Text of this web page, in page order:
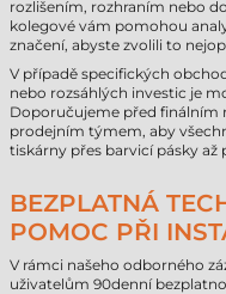
rozlišením, rozhraním nebo
kolegové vám pomohou
značení, abyste zvolili to
V případě specifických
nebo rozsáhlých investic je
Doporučujeme před finálním
prodejním týmem, aby
tiskárny přes barvicí pásky
BEZPLATNÁ
POMOC PŘI
V rámci našeho odborného
uživatelům 90denní